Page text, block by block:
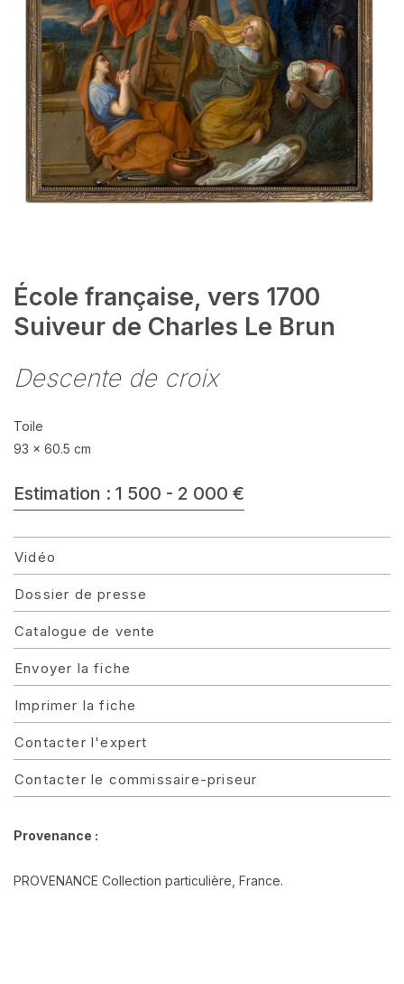
École française, vers 1700
Suiveur de Charles Le Brun
Descente de croix
Toile
93 x 60.5 cm
Estimation : 1 500 - 2 000 €
Vidéo
Dossier de presse
Catalogue de vente
Envoyer la fiche
Imprimer la fiche
Contacter l'expert
Contacter le commissaire-priseur
Provenance :
PROVENANCE Collection particulière, France.